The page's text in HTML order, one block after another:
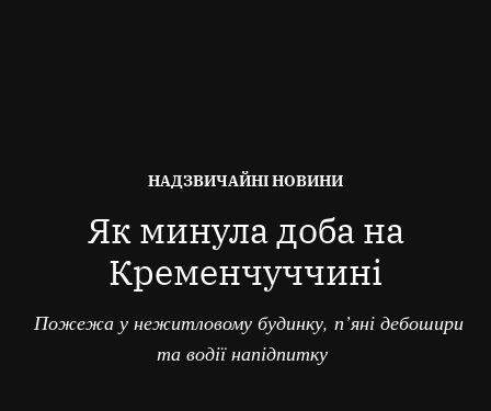
ОПУБЛІКОВАНО
НАДЗВИЧАЙНІ НОВИНИ
Як минула доба на
Кременчуччині
Пожежа у нежитловому будинку, п’яні дебошири
та водії напідпитку